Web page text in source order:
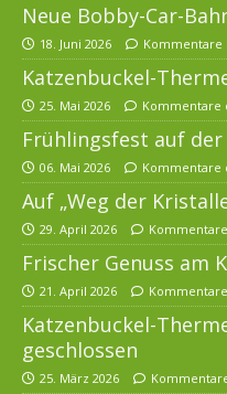
Neue Bobby-Car-
18. Juni 2026
Katzenbuckel-
25. Mai 2026 Kommentare
Frühlingsfest auf
06. Mai 2026 Kommentare
Auf „Weg der
29. April 2026
Frischer Genuss am
21. April 2026
Katzenbuckel-
geschlossen
25. März 2026